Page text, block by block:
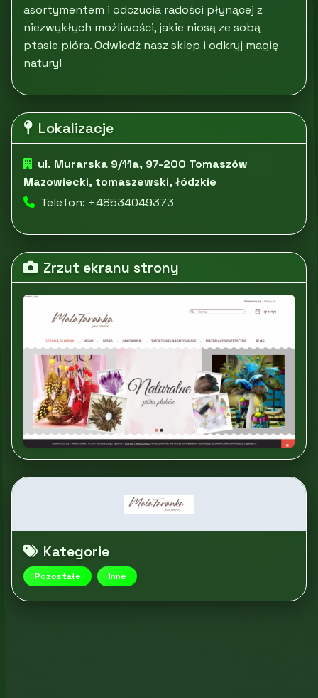
asortymentem i odczucia radości płynącej z
niezwykłych możliwości, jakie niosą ze sobą
ptasie pióra. Odwiedź nasz sklep i odkryj magię
natury!
Lokalizacje
ul. Murarska 9/11a, 97-200 Tomaszów
Mazowiecki, tomaszewski, łódzkie
Telefon: +48534049373
Zrzut ekranu strony
Kategorie
Pozostałe Inne